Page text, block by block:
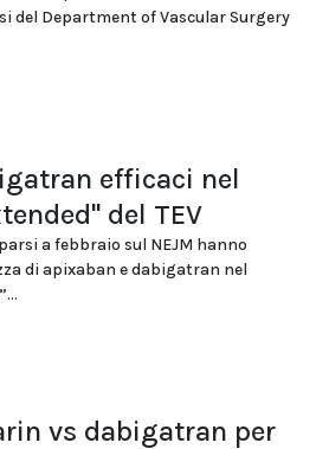
del Department of Vascular Surgery
efficaci nel
del TEV
a febbraio sul NEJM hanno
di apixaban e dabigatran nel
vs dabigatran per